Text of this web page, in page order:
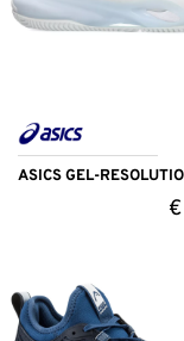
ASICS GEL-
€